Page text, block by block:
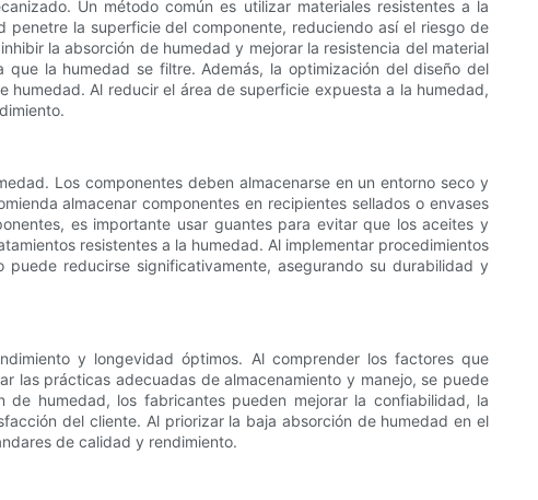
Un método común es utilizar materiales resistentes a la
la superficie del componente, reduciendo así el riesgo de
la absorción de humedad y mejorar la resistencia del material
la humedad se filtre. Además, la optimización del diseño del
Al reducir el área de superficie expuesta a la humedad,
Los componentes deben almacenarse en un entorno seco y
almacenar componentes en recipientes sellados o envases
es importante usar guantes para evitar que los aceites y
resistentes a la humedad. Al implementar procedimientos
reducirse significativamente, asegurando su durabilidad y
y longevidad óptimos. Al comprender los factores que
las prácticas adecuadas de almacenamiento y manejo, se puede
humedad, los fabricantes pueden mejorar la confiabilidad, la
del cliente. Al priorizar la baja absorción de humedad en el
de calidad y rendimiento.